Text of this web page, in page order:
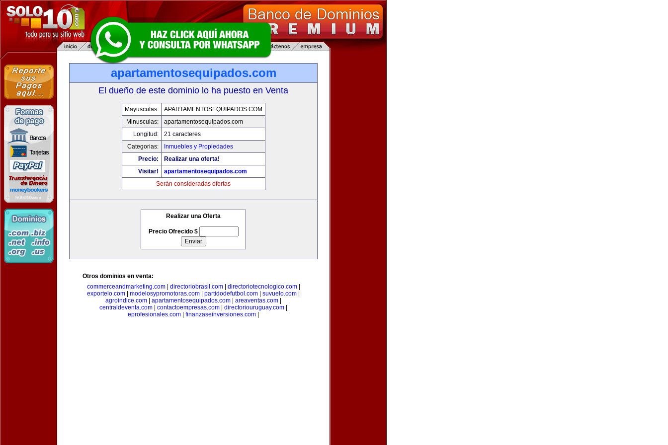
apartamentosequipados.com
El dueño de este dominio lo ha puesto en Venta
Mayusculas:
APARTAMENTOSEQUIPADOS.COM
Minusculas:
apartamentosequipados.com
Longitud:
21 caracteres
Categorias:
Inmuebles y Propiedades
Precio:
Realizar una oferta!
Visitar!
apartamentosequipados.com
Serán consideradas ofertas
Realizar una Oferta
Precio Ofrecido $
Otros dominios en venta:
commerceandmarketing.com| directoriobrasil.com| directoriotecnologico.com|
exportelo.com
modelosypromotoras.com partidodefutbol.com suvuelo.com
agroindice.com
apartamentosequipados.com areaventas.com
centraldeventa.com
contactoempresas.com directoriouruguay.com
eprofesionales.com
finanzaseinversiones.com